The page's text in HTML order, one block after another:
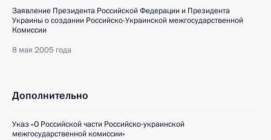
Заявление Президента Российской Федерации и Президента
Украины о создании Российско-Украинской межгосударственной
Комиссии
8 мая 2005 года
Дополнительно
Указ «О Российской части Российско-украинской
межгосударственной комиссии»